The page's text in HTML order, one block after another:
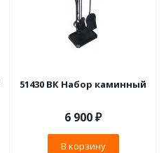
51430 ВК Набор каминный
6 900₽
В корзину